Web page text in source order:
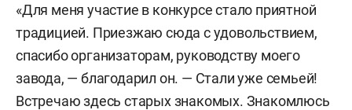
«Для меня участие в конкурсе стало приятной
традицией. Приезжаю сюда с удовольствием,
спасибо организаторам, руководству моего
завода, — благодарил он. — Стали уже семьей!
Встречаю здесь старых знакомых. Знакомлюсь